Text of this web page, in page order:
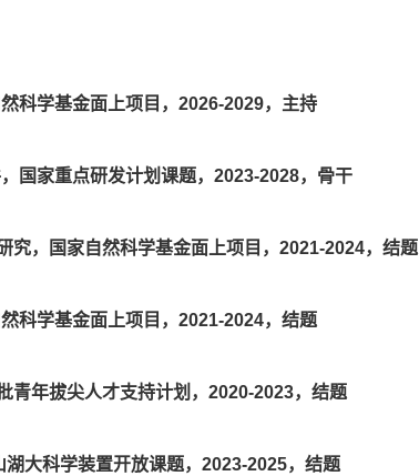
科学基金面上项目，2026-2029，主持
国家重点研发计划课题，2023-2028，骨干
究，国家自然科学基金面上项目，2021-2024，结题
科学基金面上项目，2021-2024，结题
青年拔尖人才支持计划，2020-2023，结题
大科学装置开放课题，2023-2025，结题